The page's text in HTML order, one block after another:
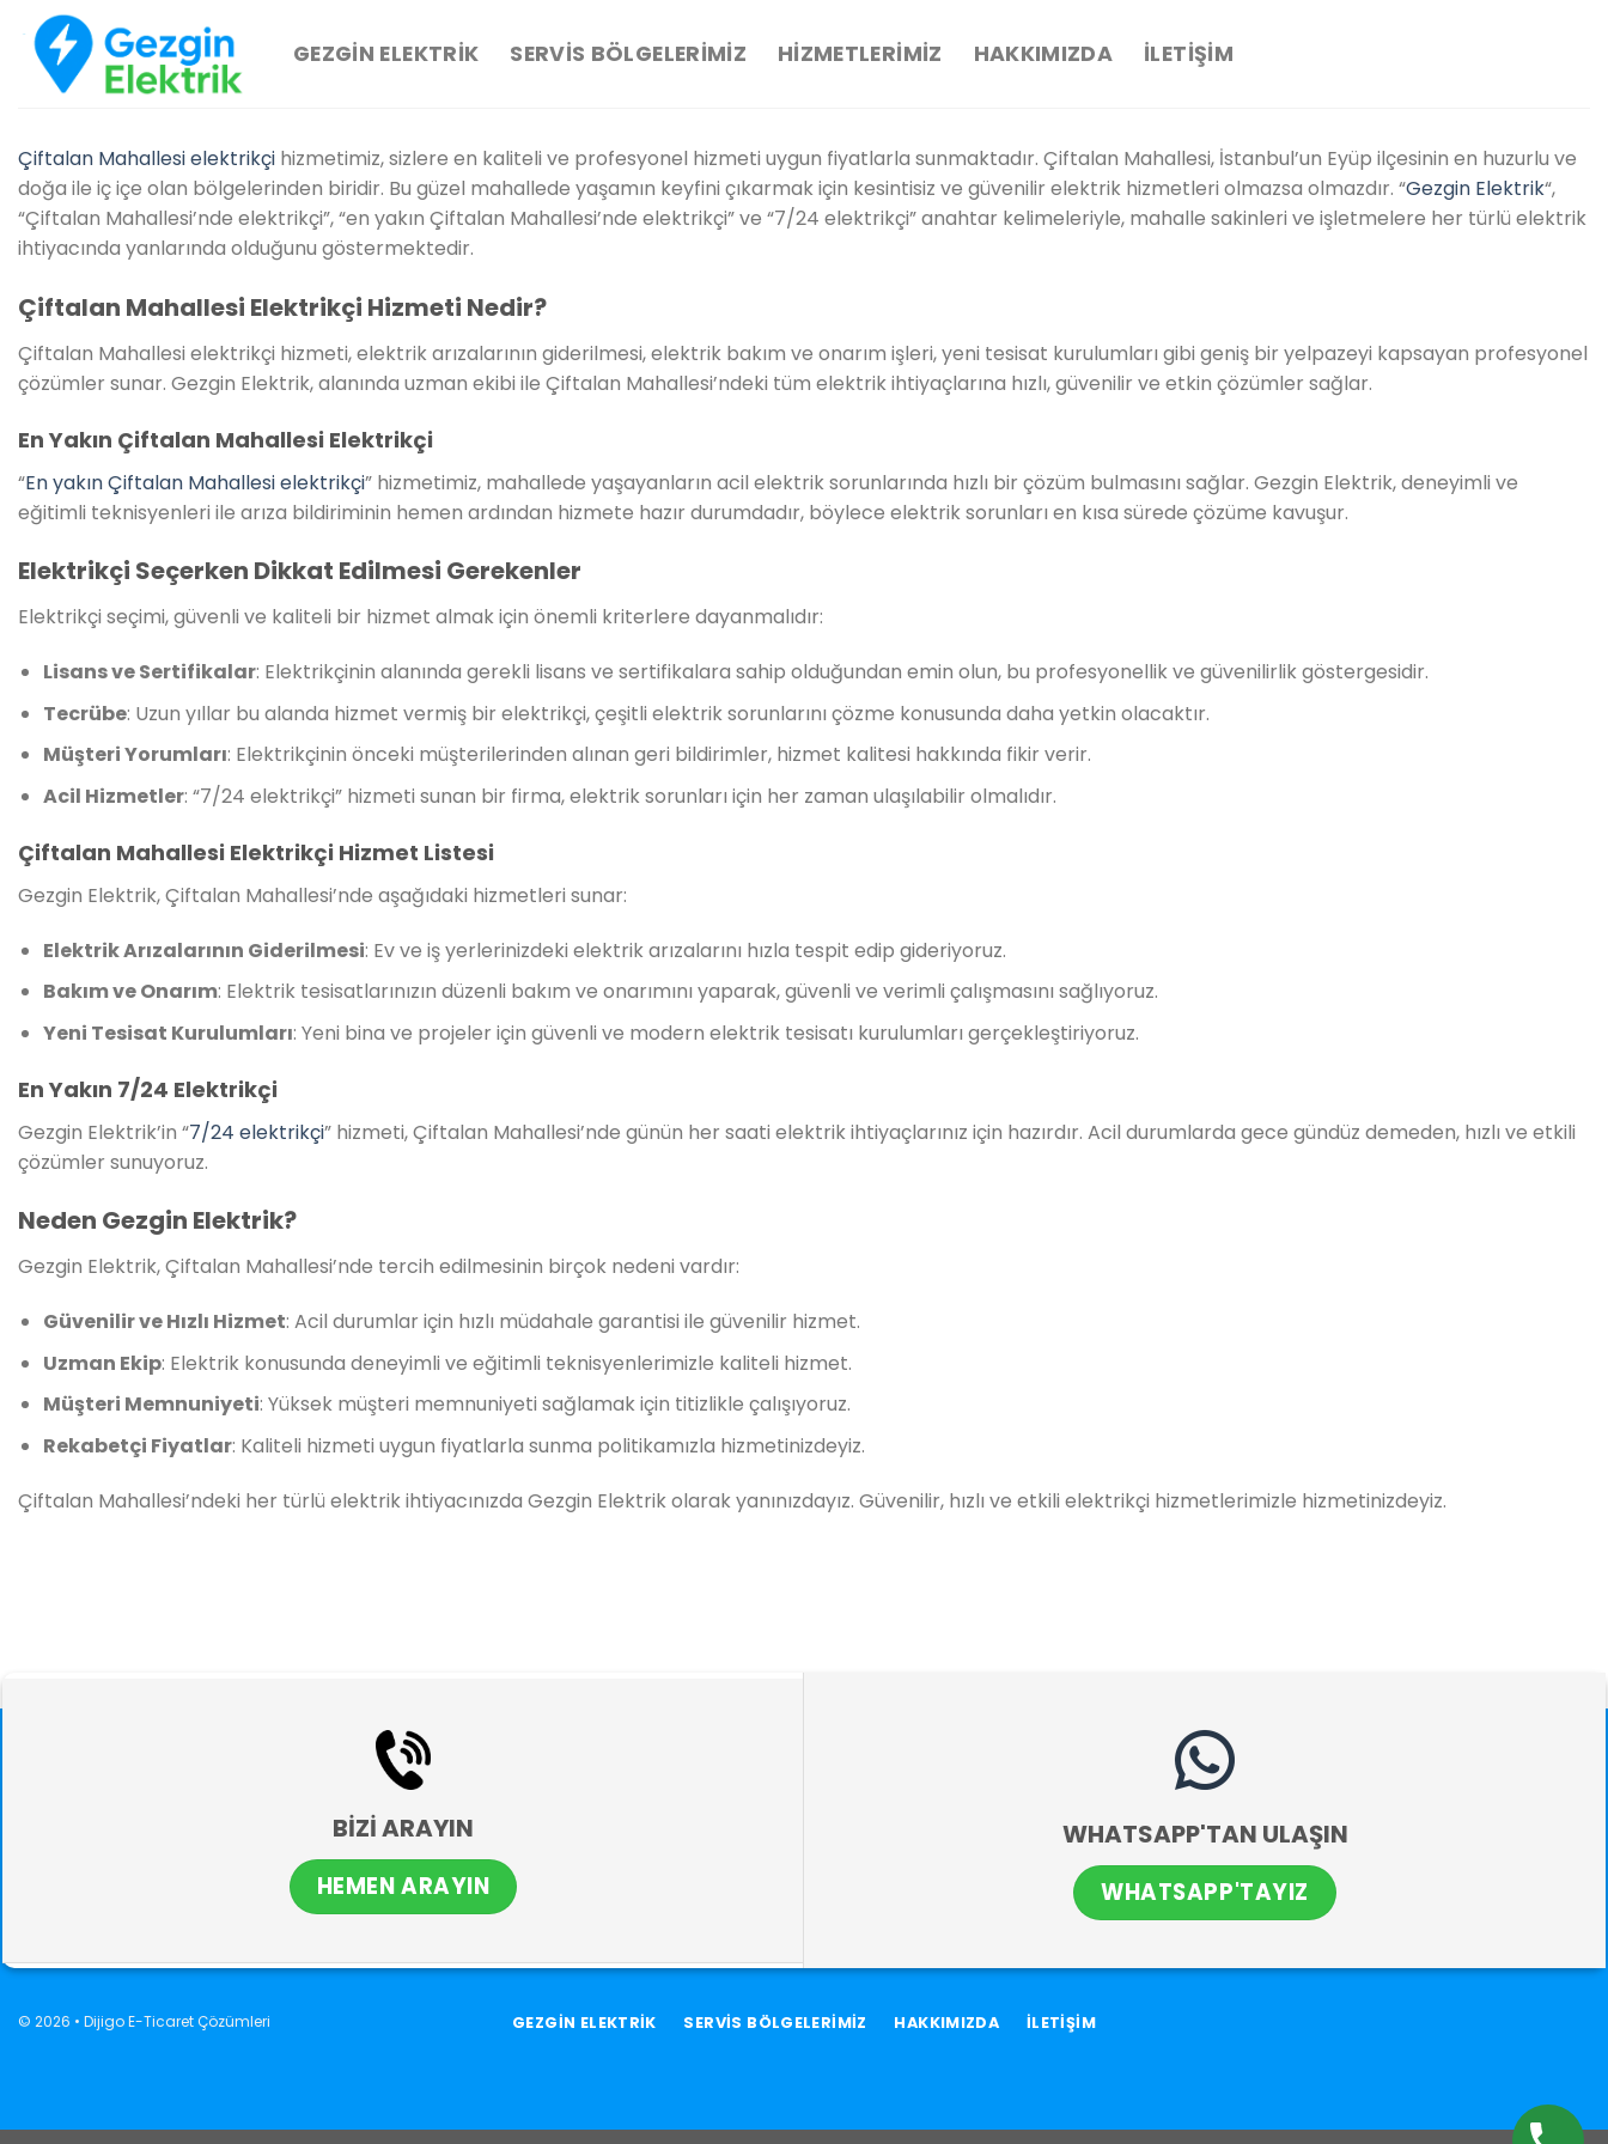
İçeriğe
atla
GEZGIN ELEKTRIK SERVIS BÖLGELERIMIZ HIZMETLERIMIZ HAKKIMIZDA İLETIŞIM
Çiftalan Mahallesi elektrikçi hizmetimiz, sizlere en kaliteli ve profesyonel hizmeti uygun fiyatlarla sunmaktadır. Çiftalan Mahallesi, İstanbul’un Eyüp ilçesinin en huzurlu ve
doğa ile iç içe olan bölgelerinden biridir. Bu güzel mahallede yaşamın keyfini çıkarmak için kesintisiz ve güvenilir elektrik hizmetleri olmazsa olmazdır. “Gezgin Elektrik“,
“Çiftalan Mahallesi’nde elektrikçi”, “en yakın Çiftalan Mahallesi’nde elektrikçi” ve “7/24 elektrikçi” anahtar kelimeleriyle, mahalle sakinleri ve işletmelere her türlü elektrik
ihtiyacında yanlarında olduğunu göstermektedir.
Çiftalan Mahallesi Elektrikçi Hizmeti Nedir?
Çiftalan Mahallesi elektrikçi hizmeti, elektrik arızalarının giderilmesi, elektrik bakım ve onarım işleri, yeni tesisat kurulumları gibi geniş bir yelpazeyi kapsayan profesyonel
çözümler sunar. Gezgin Elektrik, alanında uzman ekibi ile Çiftalan Mahallesi’ndeki tüm elektrik ihtiyaçlarına hızlı, güvenilir ve etkin çözümler sağlar.
En Yakın Çiftalan Mahallesi Elektrikçi
“En yakın Çiftalan Mahallesi elektrikçi” hizmetimiz, mahallede yaşayanların acil elektrik sorunlarında hızlı bir çözüm bulmasını sağlar. Gezgin Elektrik, deneyimli ve
eğitimli teknisyenleri ile arıza bildiriminin hemen ardından hizmete hazır durumdadır, böylece elektrik sorunları en kısa sürede çözüme kavuşur.
Elektrikçi Seçerken Dikkat Edilmesi Gerekenler
Elektrikçi seçimi, güvenli ve kaliteli bir hizmet almak için önemli kriterlere dayanmalıdır:
Lisans ve Sertifikalar: Elektrikçinin alanında gerekli lisans ve sertifikalara sahip olduğundan emin olun, bu profesyonellik ve güvenilirlik göstergesidir.
Tecrübe: Uzun yıllar bu alanda hizmet vermiş bir elektrikçi, çeşitli elektrik sorunlarını çözme konusunda daha yetkin olacaktır.
Müşteri Yorumları: Elektrikçinin önceki müşterilerinden alınan geri bildirimler, hizmet kalitesi hakkında fikir verir.
Acil Hizmetler: “7/24 elektrikçi” hizmeti sunan bir firma, elektrik sorunları için her zaman ulaşılabilir olmalıdır.
Çiftalan Mahallesi Elektrikçi Hizmet Listesi
Gezgin Elektrik, Çiftalan Mahallesi’nde aşağıdaki hizmetleri sunar:
Elektrik Arızalarının Giderilmesi: Ev ve iş yerlerinizdeki elektrik arızalarını hızla tespit edip gideriyoruz.
Bakım ve Onarım: Elektrik tesisatlarınızın düzenli bakım ve onarımını yaparak, güvenli ve verimli çalışmasını sağlıyoruz.
Yeni Tesisat Kurulumları: Yeni bina ve projeler için güvenli ve modern elektrik tesisatı kurulumları gerçekleştiriyoruz.
En Yakın 7/24 Elektrikçi
Gezgin Elektrik’in “7/24 elektrikçi” hizmeti, Çiftalan Mahallesi’nde günün her saati elektrik ihtiyaçlarınız için hazırdır. Acil durumlarda gece gündüz demeden, hızlı ve etkili
çözümler sunuyoruz.
Neden Gezgin Elektrik?
Gezgin Elektrik, Çiftalan Mahallesi’nde tercih edilmesinin birçok nedeni vardır:
Güvenilir ve Hızlı Hizmet: Acil durumlar için hızlı müdahale garantisi ile güvenilir hizmet.
Uzman Ekip: Elektrik konusunda deneyimli ve eğitimli teknisyenlerimizle kaliteli hizmet.
Müşteri Memnuniyeti: Yüksek müşteri memnuniyeti sağlamak için titizlikle çalışıyoruz.
Rekabetçi Fiyatlar: Kaliteli hizmeti uygun fiyatlarla sunma politikamızla hizmetinizdeyiz.
Çiftalan Mahallesi’ndeki her türlü elektrik ihtiyacınızda Gezgin Elektrik olarak yanınızdayız. Güvenilir, hızlı ve etkili elektrikçi hizmetlerimizle hizmetinizdeyiz.
BİZİ ARAYIN
HEMEN ARAYIN
WHATSAPP'TAN ULAŞIN
WHATSAPP'TAYIZ
© 2026 • Dijigo E-Ticaret Çözümleri GEZGİN ELEKTRİK SERVİS BÖLGELERİMİZ HAKKIMIZDA İLETİŞİM